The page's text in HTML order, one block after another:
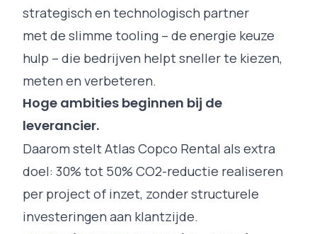
strategisch en technologisch partner
met de slimme tooling – de energie keuze
hulp – die bedrijven helpt sneller te kiezen,
meten en verbeteren.
Hoge ambities beginnen bij de
leverancier.
Daarom stelt Atlas Copco Rental als extra
doel: 30% tot 50% CO2-reductie realiseren
per project of inzet, zonder structurele
investeringen aan klantzijde.